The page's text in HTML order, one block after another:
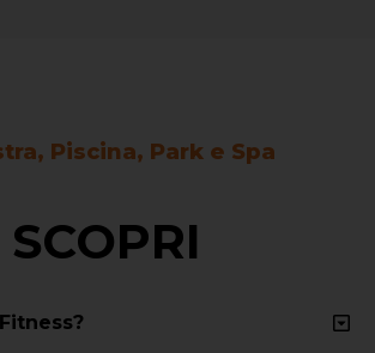
Piscina, Park e Spa
SCOPRI